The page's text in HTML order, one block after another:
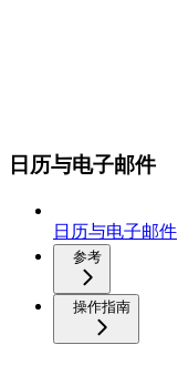
日历与电子邮件
日历与电子邮件
参考
操作指南